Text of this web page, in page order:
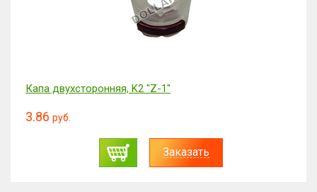
Капа двухсторонняя, K2 "Z-1"
3.86 руб.
Заказать